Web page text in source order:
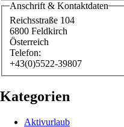
Anschrift & Kontaktdaten
Reichsstraße 104
6800 Feldkirch
Österreich
Telefon:
+43(0)5522-39807
Kategorien
Aktivurlaub